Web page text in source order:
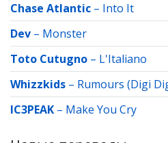
Chase Atlantic – Into It
Dev – Monster
Toto Cutugno – L'Italiano
Whizzkids – Rumours (Digi
IC3PEAK – Make You Cry